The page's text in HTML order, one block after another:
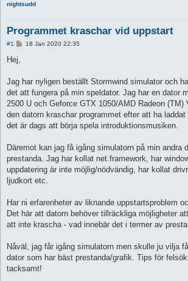
nightsudd
Programmet kraschar vid uppstart
#1
P18 Jan 2020 22:35
Hej,
Jag har nyligen beställt Stormwind simulator och
det att fungera på min speldator. Jag har en dator
2500 U och Geforce GTX 1050/AMD Radeon (TM)
den datorn kraschar programmet efter att ha
det är dags att börja spela introduktionsmusiken.
Däremot kan jag få igång simulatorn på min andra
prestanda. Jag har kollat net.framework, har
uppdatering är inte möjlig/nödvändig, har kollat
ljudkort etc.
Har ni erfarenheter av liknande uppstartsproblem
Det här att datorn behöver tillräckliga möjligheter
att inte krascha - vad innebär det i termer av
Nåväl, jag får igång simulatorn men skulle ju vilja
dator som har bäst prestanda/grafik. Tips för
tacksamt!